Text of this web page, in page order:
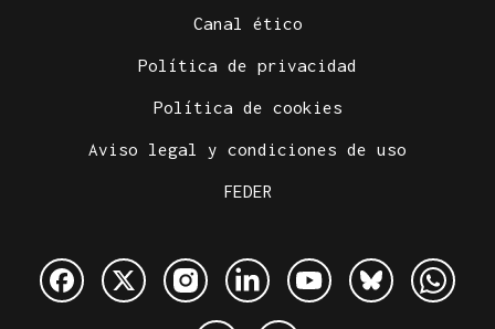
Canal ético
Política de privacidad
Política de cookies
Aviso legal y condiciones de uso
FEDER